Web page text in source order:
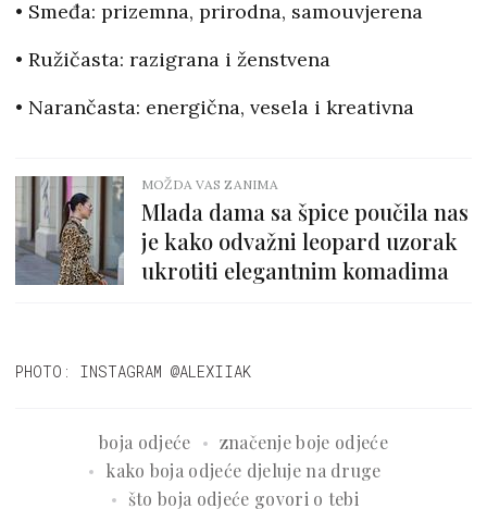
• Smeđa: prizemna, prirodna, samouvjerena
• Ružičasta: razigrana i ženstvena
• Narančasta: energična, vesela i kreativna
MOŽDA VAS ZANIMA
Mlada dama sa špice poučila nas
je kako odvažni leopard uzorak
ukrotiti elegantnim komadima
PHOTO: INSTAGRAM @ALEXIIAK
boja odjeće
značenje boje odjeće
kako boja odjeće djeluje na druge
što boja odjeće govori o tebi